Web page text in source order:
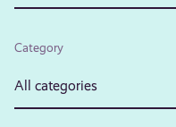
Category
All categories